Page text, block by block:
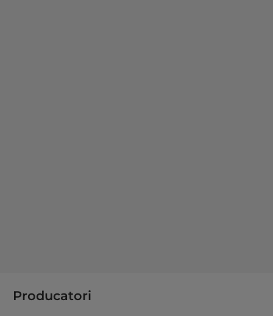
Producatori